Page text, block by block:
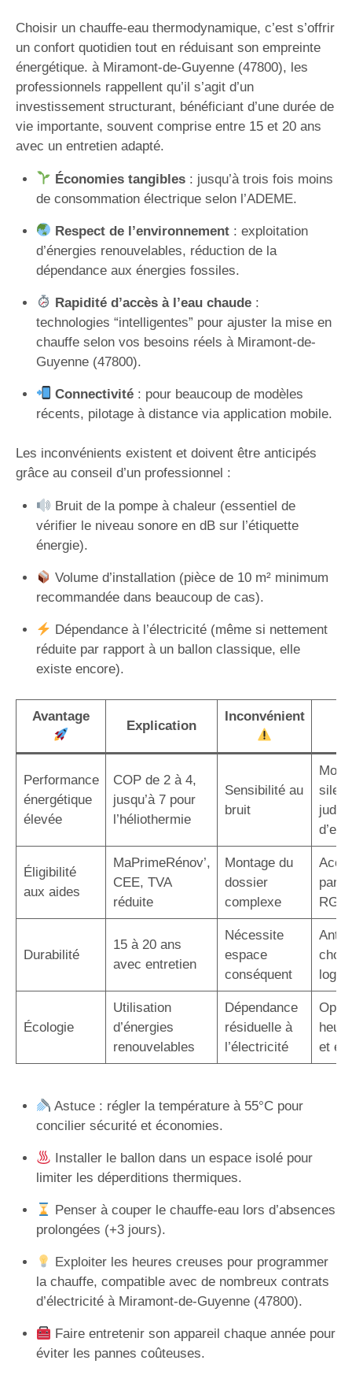
Choisir un chauffe-eau thermodynamique, c’est s’offrir
un confort quotidien tout en réduisant son empreinte
énergétique. à Miramont-de-Guyenne (47800), les
professionnels rappellent qu’il s’agit d’un
investissement structurant, bénéficiant d’une durée de
vie importante, souvent comprise entre 15 et 20 ans
avec un entretien adapté.
Économies tangibles: jusqu’à trois fois moins
de consommation électrique selon l’ADEME.
Respect de l’environnement: exploitation
d’énergies renouvelables, réduction de la
dépendance aux énergies fossiles.
Rapidité d’accès à l’eau chaude:
technologies “intelligentes” pour ajuster la mise en
chauffe selon vos besoins réels à Miramont-de-
Guyenne (47800).
Connectivité: pour beaucoup de modèles
récents, pilotage à distance via application mobile.
Les inconvénients existent et doivent être anticipés
grâce au conseil d’un professionnel :
Bruit de la pompe à chaleur (essentiel de
vérifier le niveau sonore en dB sur l’étiquette
énergie).
Volume d’installation (pièce de 10 m² minimum
recommandée dans beaucoup de cas).
Dépendance à l’électricité (même si nettement
réduite par rapport à un ballon classique, elle
existe encore).
Avantage
Explication
Inconvénient
Performance
énergétique
élevée
COP de 2 à 4,
jusqu’à 7 pour
l’héliothermie
Sensibilité au
bruit
Éligibilité
aux aides
MaPrimeRénov’,
CEE, TVA
réduite
Montage du
dossier
complexe
par
RGE
Durabilité
15 à 20 ans
avec entretien
Nécessite
espace
conséquent
Écologie
Utilisation
d’énergies
renouvelables
Dépendance
résiduelle à
l’électricité
et
Astuce : régler la température à 55°C pour
concilier sécurité et économies.
Installer le ballon dans un espace isolé pour
limiter les déperditions thermiques.
Penser à couper le chauffe-eau lors d’absences
prolongées (+3 jours).
Exploiter les heures creuses pour programmer
la chauffe, compatible avec de nombreux contrats
d’électricité à Miramont-de-Guyenne (47800).
Faire entretenir son appareil chaque année pour
éviter les pannes coûteuses.